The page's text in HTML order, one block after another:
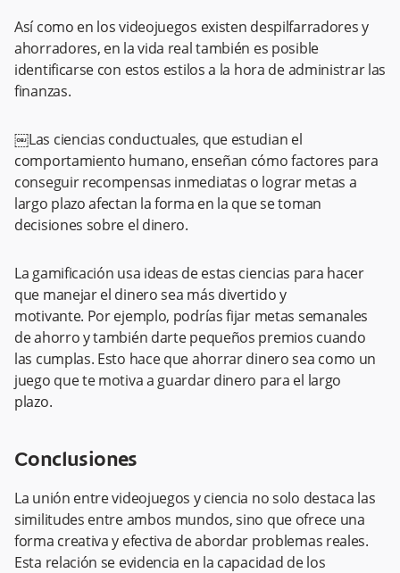
Así como en los videojuegos existen despilfarradores y
ahorradores, en la vida real también es posible
identificarse con estos estilos a la hora de administrar las
finanzas. ​​
￼​Las ciencias conductuales, que estudian el
comportamiento humano, enseñan cómo factores para
conseguir recompensas inmediatas o lograr metas a
largo plazo afectan la forma en la que se toman
decisiones sobre el dinero.
La gamificación usa ideas de estas ciencias para hacer
que manejar el dinero sea más divertido y
motivante. Por ejemplo, podrías fijar metas semanales
de ahorro y también darte pequeños premios cuando
las cumplas. Esto hace que ahorrar dinero sea como un
juego que te motiva a guardar dinero para el largo
plazo.
Conclusiones
La unión entre videojuegos y ciencia no solo destaca las
similitudes entre ambos mundos, sino que ofrece una
forma creativa y efectiva de abordar problemas reales.
Esta relación se evidencia en la capacidad de los